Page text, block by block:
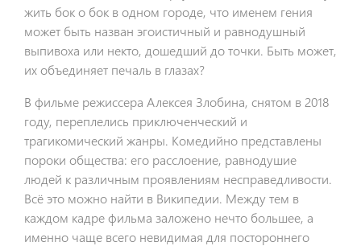
жить бок о бок в одном городе, что именем гения
может быть назван эгоистичный и равнодушный
выпивоха или некто, дошедший до точки. Быть может,
их объединяет печаль в глазах?
В фильме режиссера Алексея Злобина, снятом в 2018
году, переплелись приключенческий и
трагикомический жанры. Комедийно представлены
пороки общества: его расслоение, равнодушие
людей к различным проявлениям несправедливости.
Всё это можно найти в Википедии. Между тем в
каждом кадре фильма заложено нечто большее, а
именно чаще всего невидимая для постороннего